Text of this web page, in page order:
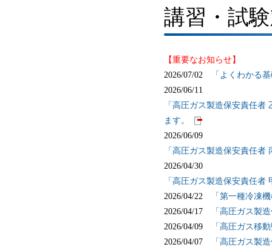
講習・試
【重要なお知らせ】
2026/07/02
「よくわかる
2026/06/11
「高圧ガス製造保安責任
ます。
2026/06/09
「高圧ガス製造保安責任
2026/04/30
「高圧ガス製造保安責任
2026/04/22
「第一種冷凍
2026/04/17
「高圧ガス製
2026/04/09
「高圧ガス移
2026/04/07
「高圧ガス製